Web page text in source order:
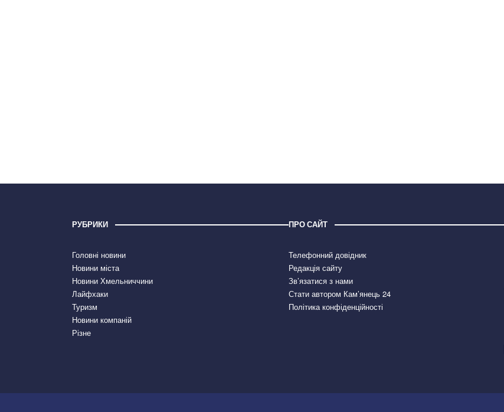
РУБРИКИ
Головні новини
Новини міста
Новини Хмельниччини
Лайфхаки
Туризм
Новини компаній
Різне
ПРО САЙТ
Телефонний довідник
Редакція сайту
Зв’язатися з нами
Стати автором Кам’янець 24
Політика конфіденційності